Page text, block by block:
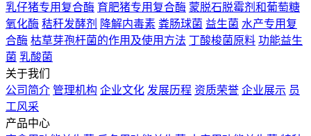
乳仔猪专用复合酶 育肥猪专用复合酶 蒙脱石脱霉剂和葡萄糖
氧化酶 秸秆发酵剂 降解内毒素 粪肠球菌 益生菌 水产专用复
合酶 枯草芽孢杆菌的作用及使用方法 丁酸梭菌原料 功能益生
菌 乳酸菌
关于我们
公司简介 管理机构 企业文化 发展历程 资质荣誉 企业展示 员
工风采
产品中心